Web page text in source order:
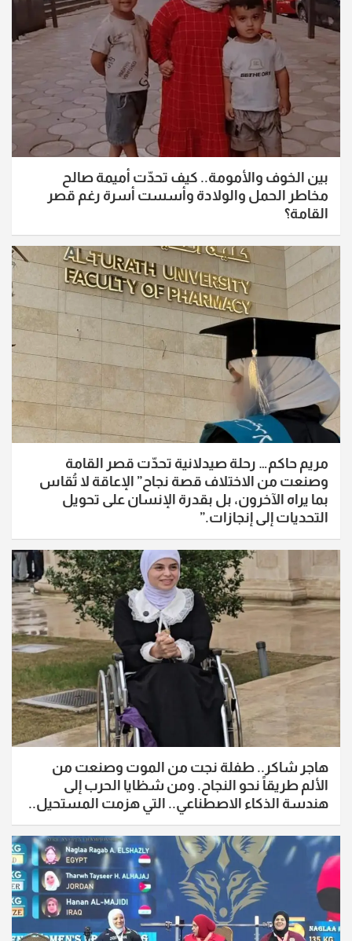
بين الخوف والأمومة.. كيف تحدّت أميمة صالح
مخاطر الحمل والولادة وأسست أسرة رغم قصر
القامة؟
مريم حاكم… رحلة صيدلانية تحدّت قصر القامة
وصنعت من الاختلاف قصة نجاح” الإعاقة لا تُقاس
بما يراه الآخرون، بل بقدرة الإنسان على تحويل
التحديات إلى إنجازات.”
هاجر شاكر.. طفلة نجت من الموت وصنعت من
الألم طريقاً نحو النجاح. ومن شظايا الحرب إلى
هندسة الذكاء الاصطناعي.. التي هزمت المستحيل..